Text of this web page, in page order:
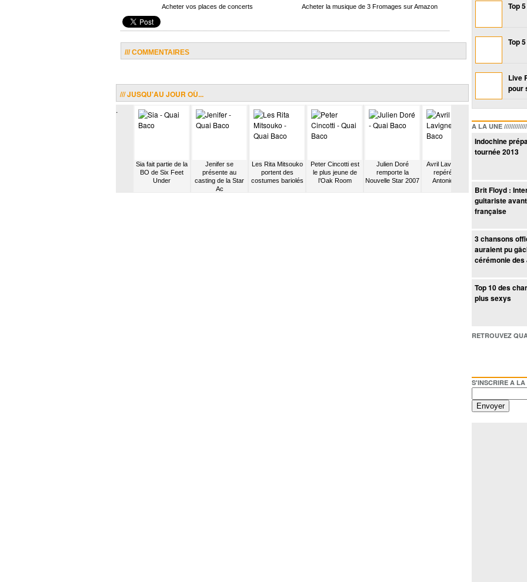
Acheter vos places de concerts Acheter la musique de 3 Fromages sur Amazon
/// COMMENTAIRES
/// JUSQU'AU JOUR OÙ...
.
Sia fait partie de la
BO de Six Feet
Under
Jenifer se
présente au
casting de la Star
Ac
Les Rita Mitsouko
portent des
costumes bariolés
Peter Cincotti est
le plus jeune de
l’Oak Room
Julien Doré
remporte la
Nouvelle Star 2007
Avril Lavigne est
repérée par
Antonio Reid
Top
Top
Live
pour
A LA UNE
Indochine
tournée 2013
Brit Floyd :
guitariste
française
3 chansons
auraient pu
cérémonie des
Top 10 des
plus sexys
RETROUVEZ
S'INSCRIRE A LA